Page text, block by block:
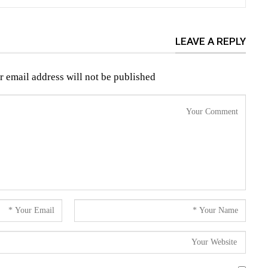
LEAVE A REPLY
email address will not be published.